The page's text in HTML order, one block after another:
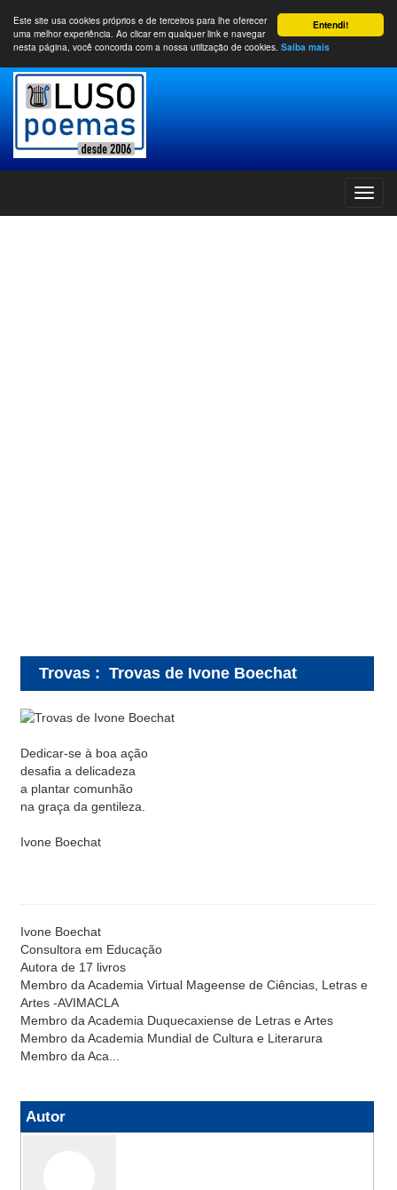
Entendi!
Este site usa cookies próprios e de terceiros para lhe oferecer
uma melhor experiência. Ao clicar em qualquer link e navegar
nesta página, você concorda com a nossa utilização de cookies. Saiba mais
Trovas : Trovas de Ivone Boechat
Dedicar-se à boa ação
desafia a delicadeza
a plantar comunhão
na graça da gentileza.
Ivone Boechat
Ivone Boechat
Consultora em Educação
Autora de 17 livros
Membro da Academia Virtual Mageense de Ciências, Letras e
Artes -AVIMACLA
Membro da Academia Duquecaxiense de Letras e Artes
Membro da Academia Mundial de Cultura e Literarura
Membro da Aca...
Autor